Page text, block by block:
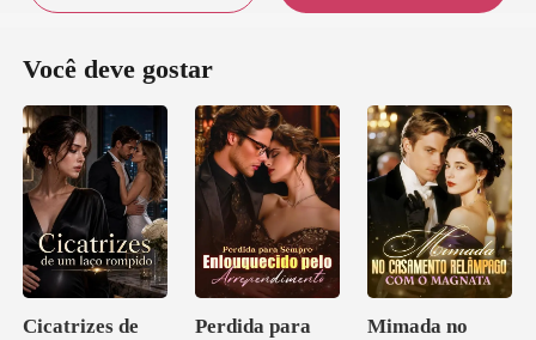
Você deve gostar
Cicatrizes de
Perdida para
Mimada no